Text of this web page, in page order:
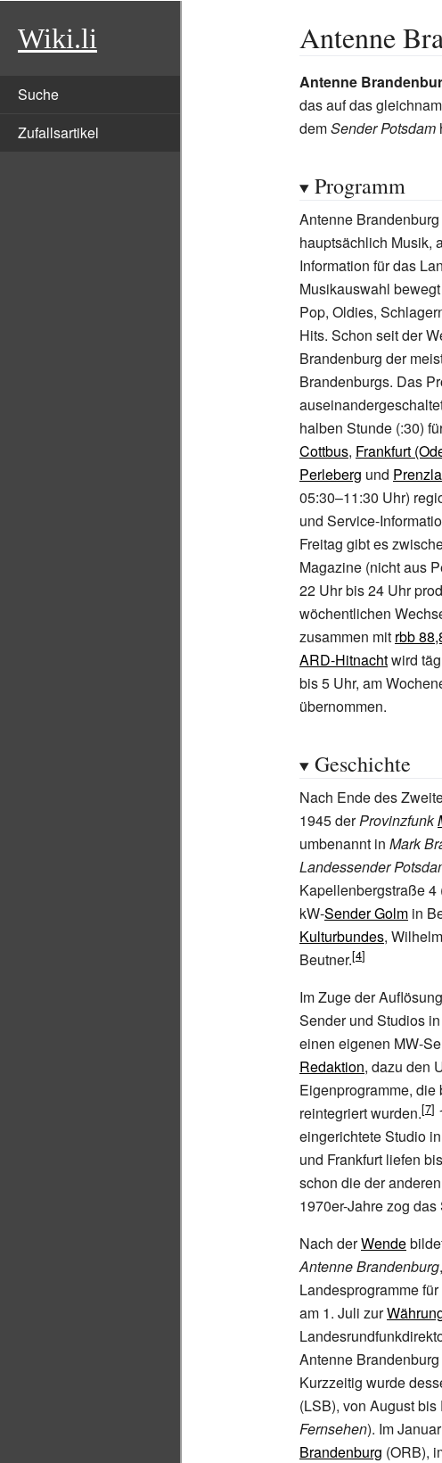
Wiki.li
Suche
Zufallsartikel
Antenne
Antenne
das auf das
demSender Potsdam
Programm
Antenne
hauptsächlich Musik,
Information für das
Musikauswahl
Pop, Oldies,
Hits. Schon seit der
Brandenburg der
Brandenburgs. Das
halben Stunde (:30)
Cottbus, Frankfurt
Perleberg und
05:30–11:30 Uhr)
und Service-
Freitag gibt es
Magazine (nicht aus
22 Uhr bis 24 Uhr
wöchentlichen
zusammen mit rbb
ARD-Hitnachtwird
bis 5 Uhr, am
übernommen.
Geschichte
Nach Ende des
1945 derProvinzfunk
umbenannt in Mark
Landessender
Kapellenbergstraße4
kW-Sender Golm in
Kulturbundes,
Beutner.
Im Zuge der
Sender und Studios
einen eigenen MW-
Redaktion, dazu den
Eigenprogramme, die
reintegriert wurden.
eingerichtete Studio in
und Frankfurt liefen
schon die der anderen
1970er-Jahre zog
Nach derWende
Antenne Brandenburg
Landesprogramme
am 1. Juli zur
Antenne
Kurzzeitig wurde
(LSB), von August
Fernsehen). Im
Brandenburg (ORB),